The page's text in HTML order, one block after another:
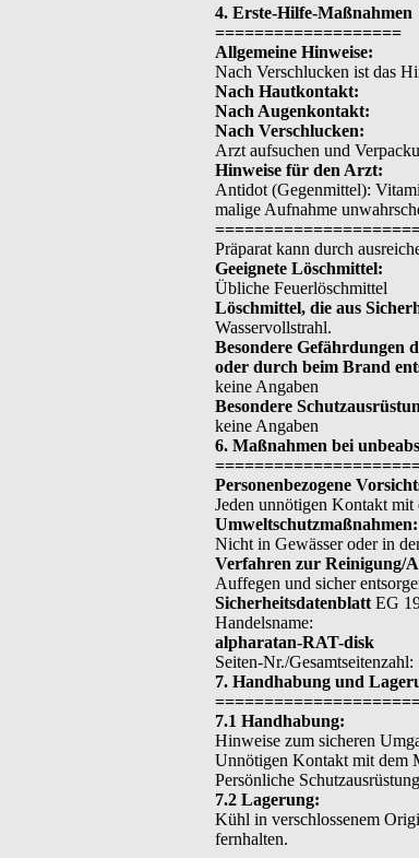
4. Erste-Hilfe-Maßnahmen
===================
Allgemeine Hinweise:
Nach Verschlucken ist das
Nach Hautkontakt:
Nach Augenkontakt:
Nach Verschlucken:
Arzt aufsuchen und
Hinweise für den Arzt:
Antidot (Gegenmittel):
malige Aufnahme
Präparat kann durch
Geeignete Löschmittel:
Übliche Feuerlöschmittel
Löschmittel, die aus
Wasservollstrahl.
Besondere Gefährdungen
oder durch beim Brand
keine Angaben
Besondere
keine Angaben
6. Maßnahmen bei
Personenbezogene
Jeden unnötigen Kontakt
Umweltschutzmaßnahmen:
Nicht in Gewässer oder in
Verfahren zur Reinigung/
Auffegen und sicher
Sicherheitsdatenblatt EG
Handelsname:
alpharatan-RAT-disk
Seiten-Nr./
7. Handhabung und
7.1 Handhabung:
Hinweise zum sicheren
Unnötigen Kontakt mit dem
Persönliche
7.2 Lagerung:
Kühl in verschlossenem
fernhalten.